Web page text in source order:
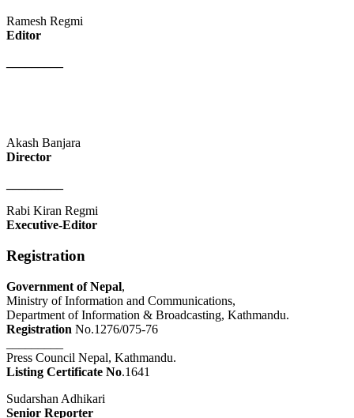
Ramesh Regmi
Editor
Akash Banjara
Director
Rabi Kiran Regmi
Executive-Editor
Registration
Government of Nepal,
Ministry of Information and Communications,
Department of Information & Broadcasting, Kathmandu.
Registration No.1276/075-76
Press Council Nepal, Kathmandu.
Listing Certificate No.1641
Sudarshan Adhikari
Senior Reporter